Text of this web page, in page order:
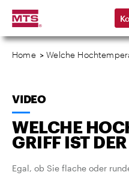
Home >Welche
VIDEO
WELCHE
GRIFF IST
Egal, ob Sie flache oder